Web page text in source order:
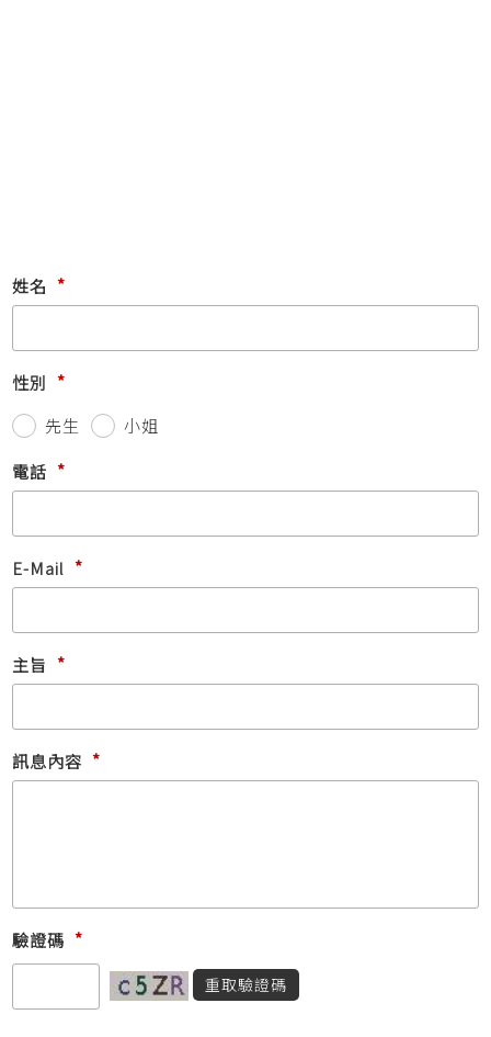
姓名 *
性別 *
先生
小姐
電話 *
E-Mail *
主旨 *
訊息內容 *
驗證碼 *
重取驗證碼